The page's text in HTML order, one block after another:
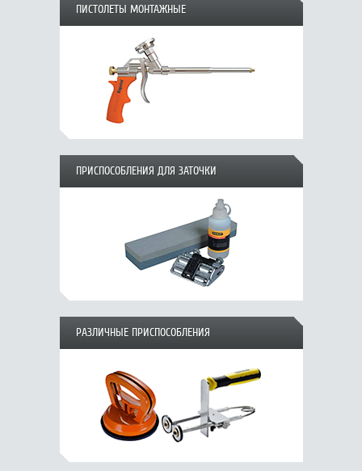
ПИСТОЛЕТЫ МОНТАЖНЫЕ
ПРИСПОСОБЛЕНИЯ ДЛЯ ЗАТОЧКИ
РАЗЛИЧНЫЕ ПРИСПОСОБЛЕНИЯ